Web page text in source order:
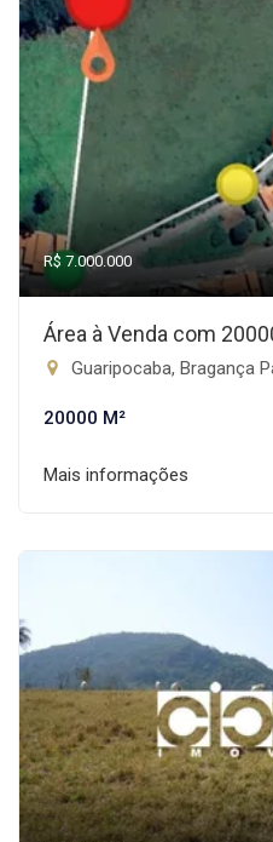
R$ 7.000.000
Área à Venda com
Guaripocaba, Bragança
20000 M²
Mais informações